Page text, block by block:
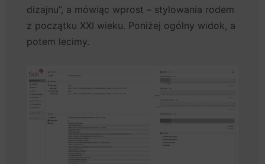
dizajnu”, a mówiąc wprost – stylowania rodem
z początku XXI wieku. Poniżej ogólny widok, a
potem lecimy.